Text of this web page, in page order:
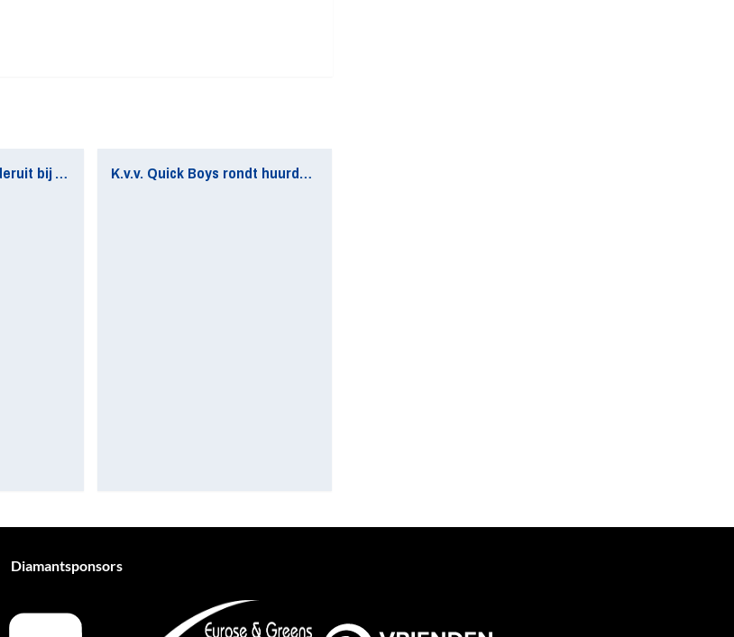
Matig Quick Boys onderuit bij AFC K.v.v. Quick Boys rondt huurdeal Senna Westerveld af
Diamantsponsors